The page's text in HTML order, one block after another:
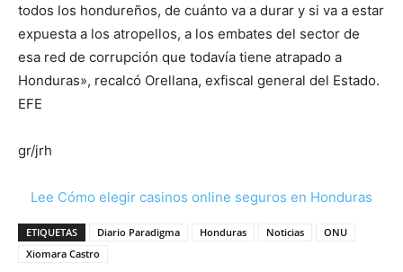
todos los hondureños, de cuánto va a durar y si va a estar
expuesta a los atropellos, a los embates del sector de
esa red de corrupción que todavía tiene atrapado a
Honduras», recalcó Orellana, exfiscal general del Estado.
EFE
gr/jrh
Lee Cómo elegir casinos online seguros en Honduras
ETIQUETAS Diario Paradigma Honduras Noticias
ONU
Xiomara Castro